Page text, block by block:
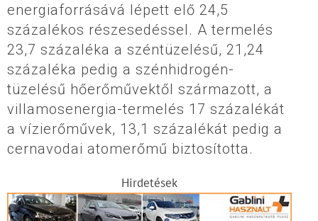
energiaforrásává lépett elő 24,5
százalékos részesedéssel. A termelés
23,7 százaléka a széntüzelésű, 21,24
százaléka pedig a szénhidrogén-
tüzelésű hőerőművektől származott, a
villamosenergia-termelés 17 százalékát
a vízierőművek, 13,1 százalékát pedig a
cernavodai atomerőmű biztosította.
Hirdetések